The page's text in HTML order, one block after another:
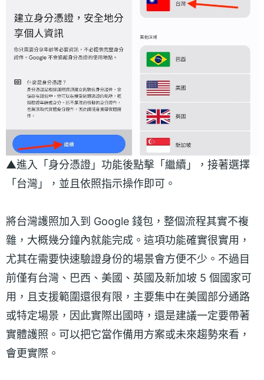
▲進入「身分憑證」功能後點擊「繼續」，接著選擇
「台灣」，並且依照指示操作即可。
將台灣護照加入到 Google 錢包，整個流程其實不複
雜，大概幾分鐘內就能完成。這項功能確實很實用，
尤其在需要快速驗證身份的場景會方便不少。不過目
前僅有台灣、巴西、美國、英國及新加坡 5 個國家可
用，且支援範圍還很有限，主要集中在美國部分通路
或特定場景，因此實際出國時，還是建議一定要帶著
實體護照。可以把它當作備用方案或未來趨勢來看，
會更實際。